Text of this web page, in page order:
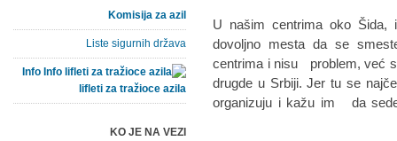
"U našim centrima oko Šida,
dovoljno mesta da se
centrima i nisu problem, već
drugde u Srbiji. Jer tu se
organizuju i kažu im da
Komisija za azil
Liste sigurnih država
Info
lifleti za tražioce azila
KO JE NA VEZI